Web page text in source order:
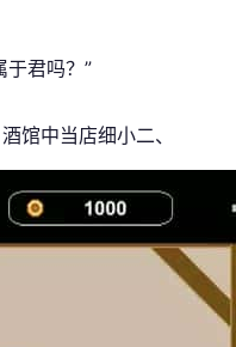
君吗？”
馆中当店细小二、